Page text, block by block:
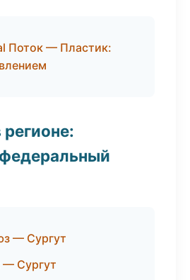
Поток — Пластик:
— Сургут
Сургут